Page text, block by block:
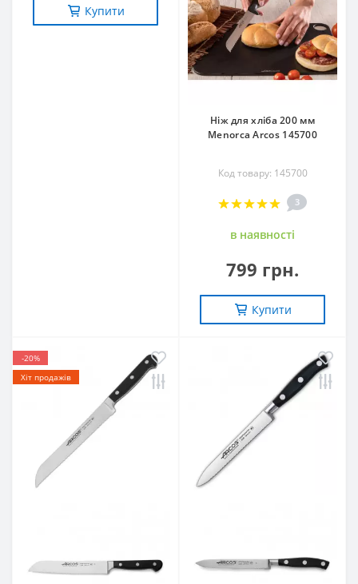
Купити
Ніж для хліба 200 мм
Menorca Arcos 145700
Код товару: 145700
3
в наявностi
799 грн.
Купити
-20%
Хіт продажів